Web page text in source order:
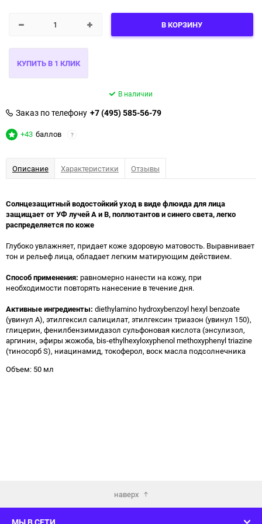
В КОРЗИНУ
В наличии
Заказ по телефону +7 (495) 585-56-79
+43 баллов ?
Описание Характеристики Отзывы
Солнцезащитный водостойкий уход в виде флюида для лица
защищает от УФ лучей А и В, поллютантов и синего света, легко
распределяется по коже
Глубоко увлажняет, придает коже здоровую матовость. Выравнивает
тон и рельеф лица, обладает легким матирующим действием.
Способ применения: равномерно нанести на кожу, при
необходимости повторять нанесение в течение дня.
Активные ингредиенты: diethylamino hydroxybenzoyl hexyl benzoate
(увинул А), этилгексил салицилат, этилгексин триазон (увинул 150),
глицерин, фенилбензимидазол сульфоновая кислота (энсулизол,
аргинин, эфиры жожоба, bis-ethylhexyloxyphenol methoxyphenyl triazine
(тиносорб S), ниацинамид, токоферол, воск масла подсолнечника
Объем: 50 мл
наверх